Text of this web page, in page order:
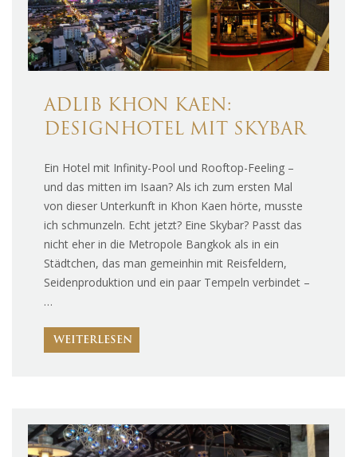
ADLIB KHON KAEN:
DESIGNHOTEL MIT SKYBAR
Ein Hotel mit Infinity-Pool und Rooftop-Feeling –
und das mitten im Isaan? Als ich zum ersten Mal
von dieser Unterkunft in Khon Kaen hörte, musste
ich schmunzeln. Echt jetzt? Eine Skybar? Passt das
nicht eher in die Metropole Bangkok als in ein
Städtchen, das man gemeinhin mit Reisfeldern,
Seidenproduktion und ein paar Tempeln verbindet –
…
WEITERLESEN